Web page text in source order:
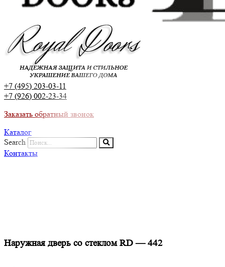
+7 (495) 203-03-11
+7 (926) 002-23-34
Заказать обратный звонок
Каталог
Search
Контакты
Наружная дверь со стеклом RD — 442